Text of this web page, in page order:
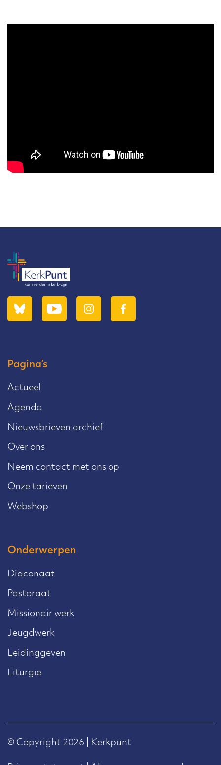
Pagina’s
Actueel
Agenda
Nieuwsbrieven archief
Over ons
Neem contact met ons op
Onze tarieven
Webshop
Onderwerpen
Diaconaat
Pastoraat
Missionair werk
Jeugdwerk
Leidinggeven
Liturgie
© Copyright 2026 | Kerkpunt